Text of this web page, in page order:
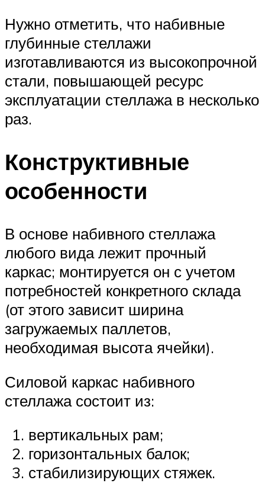
Нужно отметить, что набивные
глубинные стеллажи
изготавливаются из высокопрочной
стали, повышающей ресурс
эксплуатации стеллажа в несколько
раз.
Конструктивные
особенности
В основе набивного стеллажа
любого вида лежит прочный
каркас; монтируется он с учетом
потребностей конкретного склада
(от этого зависит ширина
загружаемых паллетов,
необходимая высота ячейки).
Силовой каркас набивного
стеллажа состоит из:
вертикальных рам;
горизонтальных балок;
стабилизирующих стяжек.